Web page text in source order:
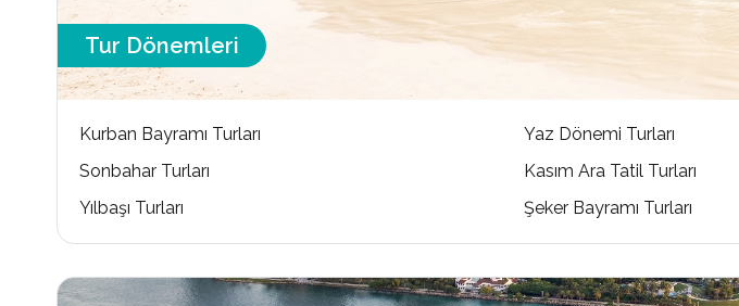
Tur Dönemleri
Kurban Bayramı Turları Yaz Dönemi Turları
Sonbahar Turları
Kasım Ara Tatil Turları
Yılbaşı Turları
Şeker Bayramı Turları